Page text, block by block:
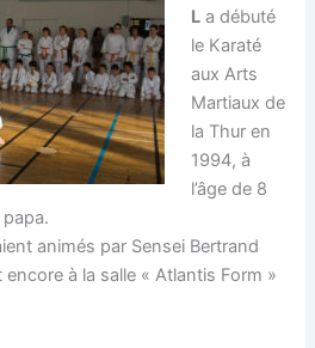
L a débuté
le Karaté
aux Arts
Martiaux de
la Thur en
1994, à
l’âge de 8
animés par Sensei Bertrand
à la salle « Atlantis Form »